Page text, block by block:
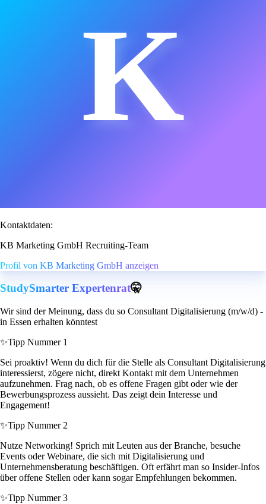
K
Kontaktdaten:
KB Marketing GmbH Recruiting-Team
Profil von KB Marketing GmbH anzeigen
StudySmarter Expertenrat🤫
Wir sind der Meinung, dass du so Consultant Digitalisierung (m/w/d) -
in Essen erhalten könntest
✨Tipp Nummer 1
Sei proaktiv! Wenn du dich für die Stelle als Consultant Digitalisierung
interessierst, zögere nicht, direkt Kontakt mit dem Unternehmen
aufzunehmen. Frag nach, ob es offene Fragen gibt oder wie der
Bewerbungsprozess aussieht. Das zeigt dein Interesse und
Engagement!
✨Tipp Nummer 2
Nutze Networking! Sprich mit Leuten aus der Branche, besuche
Events oder Webinare, die sich mit Digitalisierung und
Unternehmensberatung beschäftigen. Oft erfährt man so Insider-Infos
über offene Stellen oder kann sogar Empfehlungen bekommen.
✨Tipp Nummer 3